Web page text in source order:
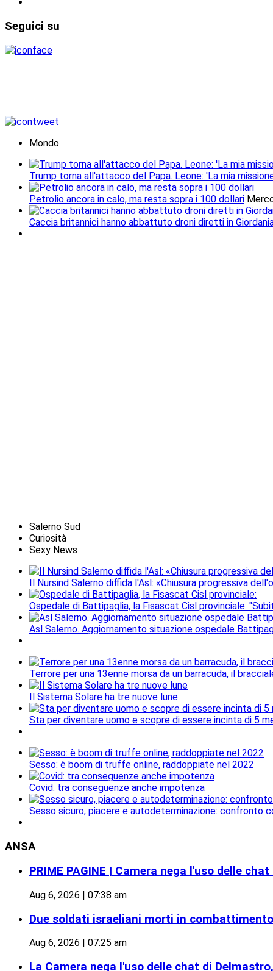
Seguici su
Mondo
Trump torna all'attacco del Papa. Leone: 'La mia
Petrolio ancora in calo, ma resta sopra i 100 dollari
Caccia britannici hanno abbattuto droni diretti in
Salerno Sud
Curiosità
Sexy News
Il Nursind Salerno diffida l'Asl: «Chiusura progressiva
Ospedale di Battipaglia, la Fisascat Cisl provinciale:
Asl Salerno. Aggiornamento situazione ospedale
Terrore per una 13enne morsa da un barracuda, il
Il Sistema Solare ha tre nuove lune
Sta per diventare uomo e scopre di essere incinta di 5
Sesso: è boom di truffe online, raddoppiate nel 2022
Covid: tra conseguenze anche impotenza
Sesso sicuro, piacere e autodeterminazione: confronto
ANSA
PRIME PAGINE | Camera nega l'uso delle
Aug 6, 2026 | 07:38 am
Due soldati israeliani morti in
Aug 6, 2026 | 07:25 am
La Camera nega l'uso delle chat di